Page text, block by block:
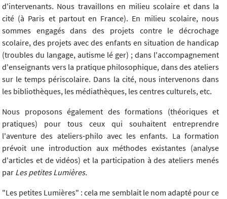
d'intervenants. Nous travaillons en milieu scolaire et dans la
cité (à Paris et partout en France). En milieu scolaire, nous
sommes engagés dans des projets contre le décrochage
scolaire, des projets avec des enfants en situation de handicap
(troubles du langage, autisme lé ger) ; dans l'accompagnement
d'enseignants vers la pratique philosophique, dans des ateliers
sur le temps périscolaire. Dans la cité, nous intervenons dans
les bibliothèques, les médiathèques, les centres culturels, etc.
Nous proposons également des formations (théoriques et
pratiques) pour tous ceux qui souhaitent entreprendre
l'aventure des ateliers-philo avec les enfants. La formation
prévoit une introduction aux méthodes existantes (analyse
d'articles et de vidéos) et la participation à des ateliers menés
par Les petites Lumières.
"Les petites Lumières" : cela me semblait le nom adapté pour ce